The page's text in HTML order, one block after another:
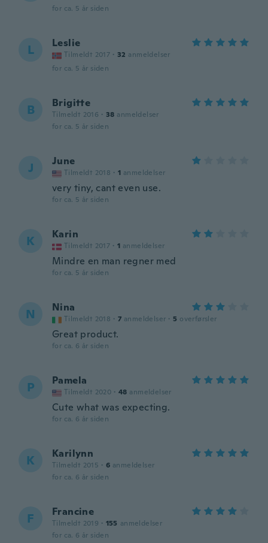
for ca. 5 år siden
L Leslie
Tilmeldt 2017 · 32 anmeldelser
for ca. 5 år siden
B Brigitte
Tilmeldt 2016 · 38 anmeldelser
for ca. 5 år siden
J June
Tilmeldt 2018 · 1 anmeldelser
very tiny, cant even use.
for ca. 5 år siden
K Karin
Tilmeldt 2017 · 1 anmeldelser
Mindre en man regner med
for ca. 5 år siden
N Nina
Tilmeldt 2018 · 7 anmeldelser · 5 overførsler
Great product.
for ca. 6 år siden
P Pamela
Tilmeldt 2020 · 48 anmeldelser
Cute what was expecting.
for ca. 6 år siden
K Karilynn
Tilmeldt 2015 · 6 anmeldelser
for ca. 6 år siden
F Francine
Tilmeldt 2019 · 155 anmeldelser
for ca. 6 år siden